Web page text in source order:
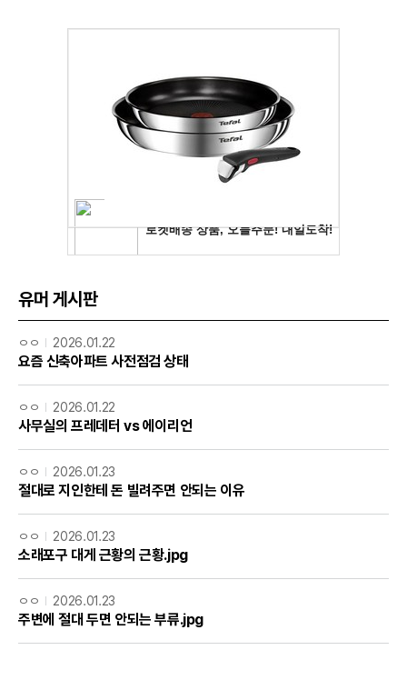
유머 게시판
ㅇㅇ 2026.01.22
요즘 신축아파트 사전점검 상태
ㅇㅇ 2026.01.22
사무실의 프레데터 vs 에이리언
ㅇㅇ 2026.01.23
절대로 지인한테 돈 빌려주면 안되는 이유
ㅇㅇ 2026.01.23
소래포구 대게 근황의 근황.jpg
ㅇㅇ 2026.01.23
주변에 절대 두면 안되는 부류.jpg